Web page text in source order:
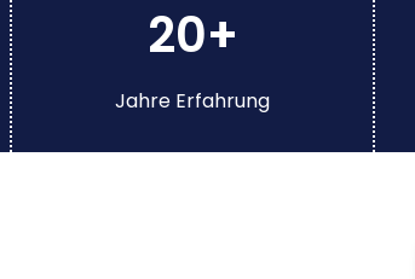
20+
Jahre Erfahrung